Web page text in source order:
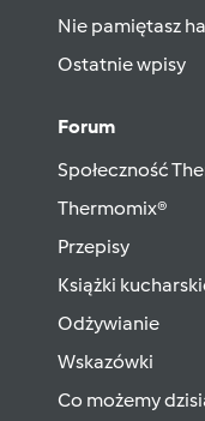
Nie pamiętasz
Ostatnie wpisy
Forum
Społeczność
Thermomix®
Przepisy
Książki
Odżywianie
Wskazówki
Co możemy